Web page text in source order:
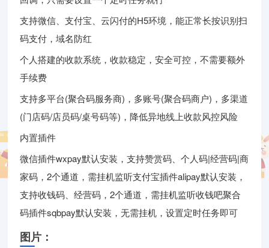
支持微信、支付宝、云闪付的H5环境，能正常长按识别扫
码支付，域名防红
个人搭建的收款系统，收款稳定，安全可控，不需要额外
手续费
支持多平台(聚合码服务商)，多账号(聚合码商户)，多渠道
(门店码/店员码/桌号码等)，降低异地线上收款风控风险
内置插件
微信插件wxpay默认安装，支持赞赏码、个人码|经营码|商
家码，2个通道，需挂机监听支付宝插件alipay默认安装，
支持收钱码、经营码，2个通道，需挂机监听收钱吧聚合
码插件sqbpay默认安装，无需挂机，设置定时任务即可
图片：